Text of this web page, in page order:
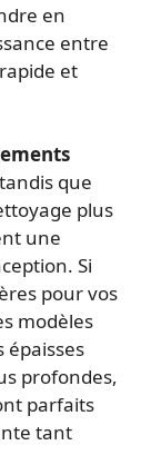
en
entre
et
que
plus
une
Si
pour vos
modèles
épaisses
profondes,
parfaits
tant